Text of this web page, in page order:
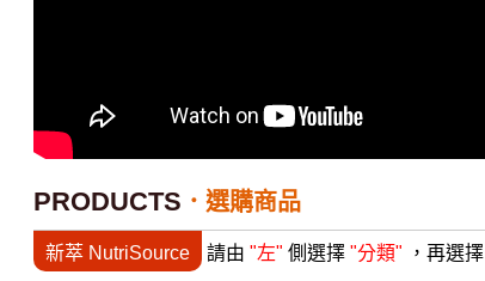
PRODUCTS 選購商品
新萃 NutriSource 請由 "左" 側選擇 "分類" ，再選擇